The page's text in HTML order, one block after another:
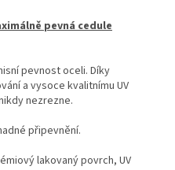
pevná cedule
pevnost oceli. Díky
a vysoce kvalitnímu UV
nezrezne.
připevnění.
lakovaný povrch, UV